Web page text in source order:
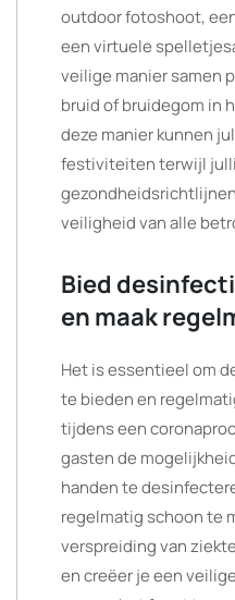
outdoor fotoshoot,
een virtuele
veilige manier samen
bruid of bruidegom in
deze manier kunnen
festiviteiten terwijl
veiligheid van alle
Bied
en maak
Het is essentieel om
te bieden en
tijdens een
gasten de
handen te
regelmatig schoon te
verspreiding van
en creëer je een